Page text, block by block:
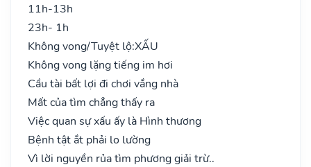
11h-13h
23h- 1h
Không vong/Tuyệt lộ:XẤU
Không vong lặng tiếng im hơi
Cầu tài bất lợi đi chơi vắng nhà
Mất của tìm chẳng thấy ra
Việc quan sự xấu ấy là Hình thương
Bệnh tật ắt phải lo lường
Vì lời nguyền rủa tìm phương giải trừ..